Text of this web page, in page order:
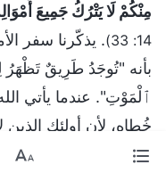
مِنْكُمْ لَا يَتْرُكُ جَمِيعَ
14: 33)
بأنه "تُوجَدُ طَرِيقٌ تَظْهَرُ
ٱلْمَوْتِ". عندما يأتي
خُطاه، لأن أولئك الذين
الأخيرة وبدلًا من ذلك